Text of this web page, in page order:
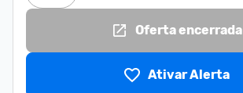
Oferta encerrada
Ativar Alerta